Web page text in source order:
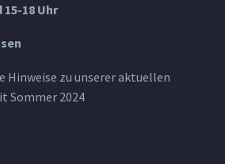
15-18 Uhr
Hinweise zu unserer aktuellen
Sommer 2024